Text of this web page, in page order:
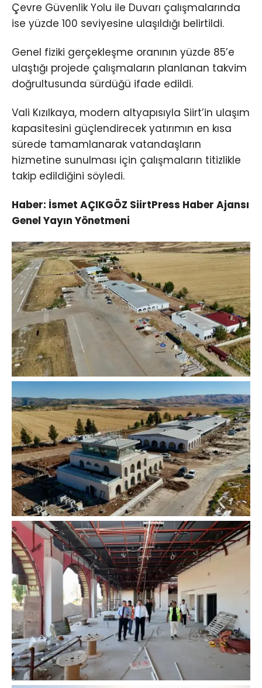
Çevre Güvenlik Yolu ile Duvarı çalışmalarında
ise yüzde 100 seviyesine ulaşıldığı belirtildi.
Genel fiziki gerçekleşme oranının yüzde 85’e
ulaştığı projede çalışmaların planlanan takvim
doğrultusunda sürdüğü ifade edildi.
Vali Kızılkaya, modern altyapısıyla Siirt’in ulaşım
kapasitesini güçlendirecek yatırımın en kısa
sürede tamamlanarak vatandaşların
hizmetine sunulması için çalışmaların titizlikle
takip edildiğini söyledi.
Haber: İsmet AÇIKGÖZ SiirtPress Haber Ajansı
Genel Yayın Yönetmeni